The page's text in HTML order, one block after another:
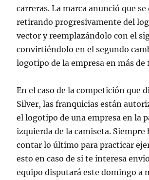
carreras. La marca anunció que se
retirando progresivamente del
vector y reemplazándolo con el
convirtiéndolo en el segundo
logotipo de la empresa en más de
En el caso de la competición que
Silver, las franquicias están
el logotipo de una empresa en la
izquierda de la camiseta. Siempre
contar lo último para practicar
esto en caso de si te interesa
equipo disputará este domingo a